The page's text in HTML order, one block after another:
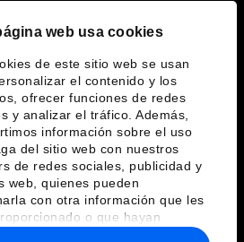
web usa cookies
de este sitio web se usan
el contenido y los
ofrecer funciones de redes
y analizar el tráfico. Además,
información sobre el uso
del sitio web con nuestros
de redes sociales, publicidad y
web, quienes pueden
con otra información que les
o que hayan
a partir del uso que haya